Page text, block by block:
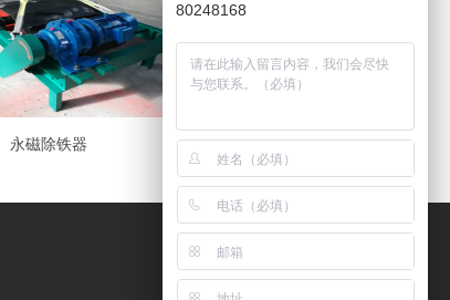
永磁除铁器
80248168